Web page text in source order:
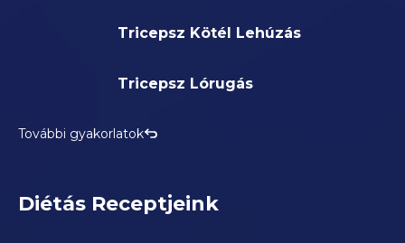
Tricepsz Kötél Lehúzás
Tricepsz Lórugás
További gyakorlatok
Diétás Receptjeink